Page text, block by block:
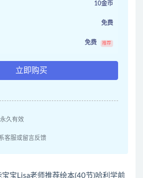
10金币
免费
免费 推荐
立即购买
永久有效
客服或留言反馈
宝Lisa老师推荐绘本(40节)哈利学前